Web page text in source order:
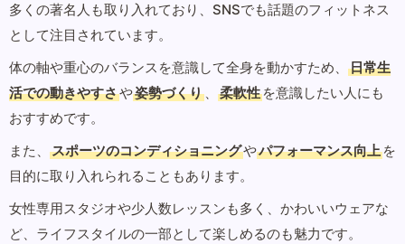
多くの著名人も取り入れており、SNSでも話題のフィットネス
として注目されています。
体の軸や重心のバランスを意識して全身を動かすため、
日常生
活での動きやすさや姿勢づくり 、 柔軟性 を意識したい人にも
おすすめです。
また、
スポーツのコンディショニングやパフォーマンス向上 を
目的に取り入れられることもあります。
女性専用スタジオや少人数レッスンも多く、かわいいウェアな
ど、ライフスタイルの一部として楽しめるのも魅力です。